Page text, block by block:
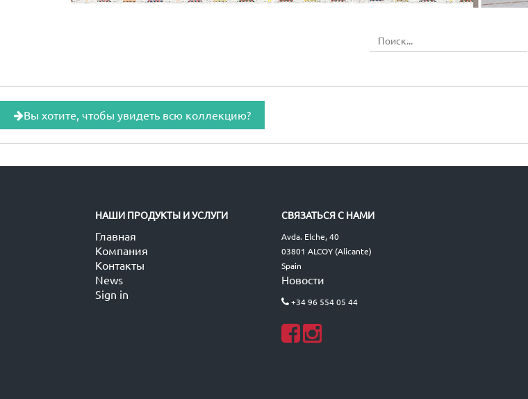
Вы хотите, чтобы увидеть всю коллекцию?
НАШИ ПРОДУКТЫ И УСЛУГИ
Главная
Компания
Контакты
News
Sign in
СВЯЗАТЬСЯ С НАМИ
Avda. Elche, 40
03801 ALCOY (Alicante)
Spain
Новости
+34 96 554 05 44